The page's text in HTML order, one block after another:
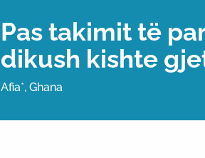
Pas takimit të
dikush kishte
Afia*, Ghana